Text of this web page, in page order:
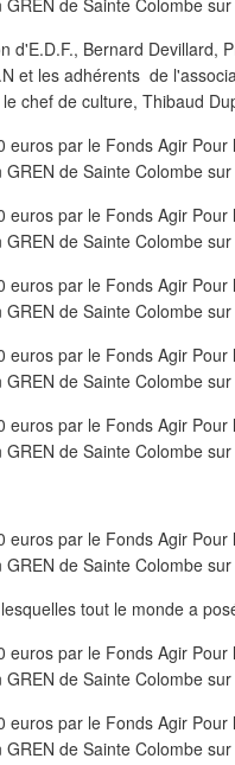
d'E.D.F., Bernard Devillard,
et les adhérents de
chef de culture, Thibaud
tout le monde a